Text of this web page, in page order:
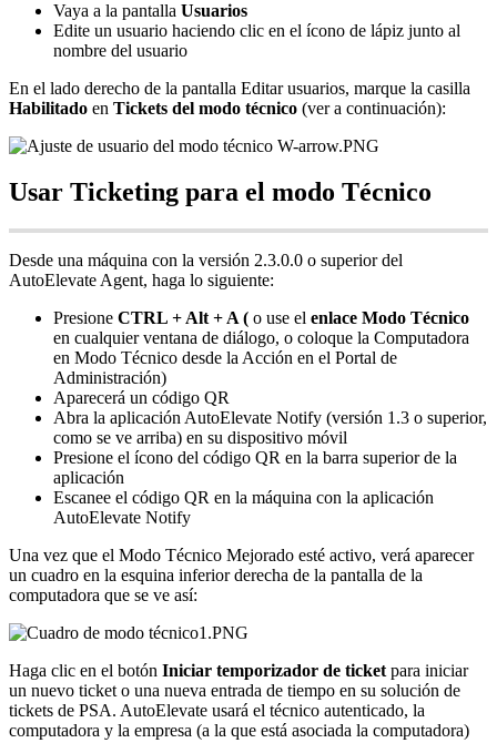
Vaya a la pantalla Usuarios
Edite un usuario haciendo clic en el ícono de lápiz junto al
nombre del usuario
En el lado derecho de la pantalla Editar usuarios, marque la casilla
Habilitado en Tickets del modo técnico (ver a continuación):
Usar Ticketing para el modo Técnico
Desde una máquina con la versión 2.3.0.0 o superior del
AutoElevate Agent, haga lo siguiente:
Presione CTRL + Alt + A ( o use el enlace Modo Técnico
en cualquier ventana de diálogo, o coloque la Computadora
en Modo Técnico desde la Acción en el Portal de
Administración)
Aparecerá un código QR
Abra la aplicación AutoElevate Notify (versión 1 .3 o superior,
como se ve arriba) en su dispositivo móvil
Presione el ícono del código QR en la barra superior de la
aplicación
Escanee el código QR en la máquina con la aplicación
AutoElevate Notify
Una vez que el Modo Técnico Mejorado esté activo, verá aparecer
un cuadro en la esquina inferior derecha de la pantalla de la
computadora que se ve así:
Haga clic en el botón Iniciar temporizador de ticket para iniciar
un nuevo ticket o una nueva entrada de tiempo en su solución de
tickets de PSA. AutoElevate usará el técnico autenticado, la
computadora y la empresa (a la que está asociada la computadora)